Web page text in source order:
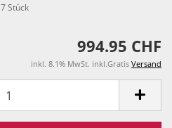
7Stück
994.95 CHF
inkl. 8.1% MwSt. inkl.Gratis Versand